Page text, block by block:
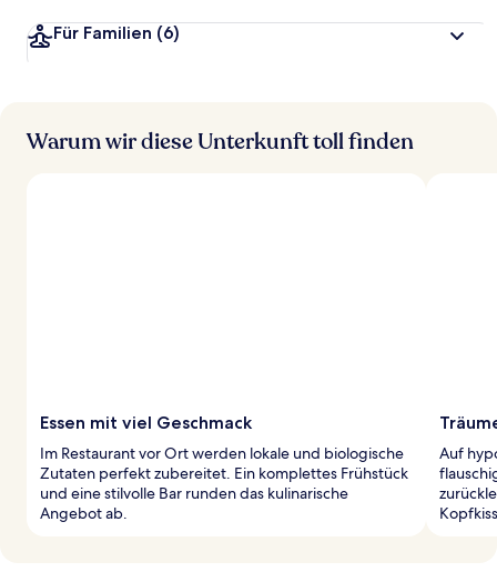
Für Familien (6)
Warum wir diese Unterkunft toll finden
Essen mit viel Geschmack
Im Restaurant vor Ort werden lokale und biologische
Zutaten perfekt zubereitet. Ein komplettes Frühstück
und eine stilvolle Bar runden das kulinarische
Angebot ab.
Auf